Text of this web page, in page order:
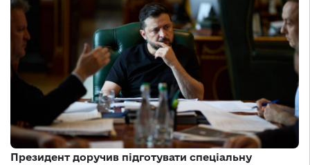
Президент доручив підготувати спеціальну